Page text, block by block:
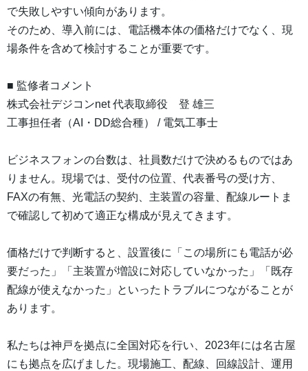
で失敗しやすい傾向があります。
そのため、導入前には、電話機本体の価格だけでなく、現
場条件を含めて検討することが重要です。
■ 監修者コメント
株式会社デジコンnet 代表取締役 登 雄三
工事担任者（AI・DD総合種） / 電気工事士
ビジネスフォンの台数は、社員数だけで決めるものではあ
りません。現場では、受付の位置、代表番号の受け方、
FAXの有無、光電話の契約、主装置の容量、配線ルートま
で確認して初めて適正な構成が見えてきます。
価格だけで判断すると、設置後に「この場所にも電話が必
要だった」「主装置が増設に対応していなかった」「既存
配線が使えなかった」といったトラブルにつながることが
あります。
私たちは神戸を拠点に全国対応を行い、2023年には名古屋
にも拠点を広げました。現場施工、配線、回線設計、運用